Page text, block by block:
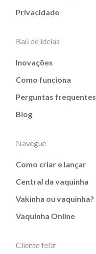
Privacidade
Baú de ideias
Inovações
Como funciona
Perguntas frequentes
Blog
Navegue
Como criar e lançar
Central da vaquinha
Vakinha ou vaquinha?
Vaquinha Online
Cliente feliz